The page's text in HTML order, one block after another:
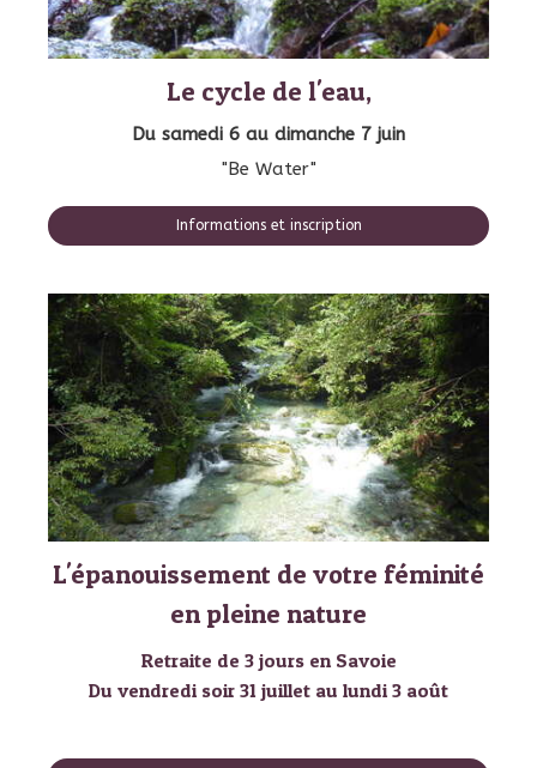
Le cycle de l'eau,
Du samedi 6 au dimanche 7 juin
"Be Water"
Informations et inscription
L'épanouissement de votre féminité
en pleine nature
Retraite de 3 jours en Savoie
Du vendredi soir 31 juillet au lundi 3 août